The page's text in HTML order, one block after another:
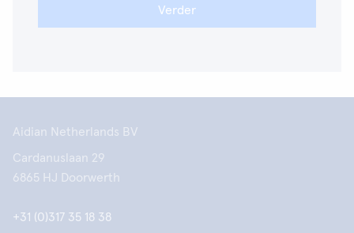
Verder
Aidian Netherlands BV
Cardanuslaan 29
6865 HJ Doorwerth
+31 (0)317 35 18 38